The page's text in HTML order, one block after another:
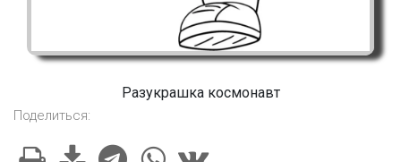
Разукрашка космонавт
Поделиться: